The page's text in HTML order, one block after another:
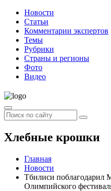
Новости
Статьи
Комментарии экспертов
Темы
Рубрики
Страны и регионы
Фото
Видео
Хлебные крошки
Главная
Новости
Тбилиси поблагодарил
Олимпийского